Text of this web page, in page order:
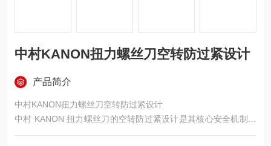
中村KANON扭力螺丝刀空转防过紧设计
产品简介
中村KANON扭力螺丝刀空转防过紧设计
中村 KANON 扭力螺丝刀的空转防过紧设计是其核心安全机制之
一，通过机械联动实现 “扭矩达标即中断发力"，从根源避免螺丝